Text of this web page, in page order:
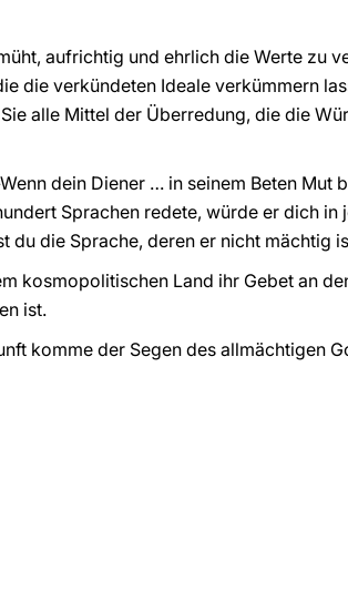
aufrichtig und ehrlich die Werte zu
die verkündeten Ideale verkümmern
alle Mittel der Überredung, die die
dein Diener … in seinem Beten Mut
Sprachen redete, würde er dich in
die Sprache, deren er nicht mächtig
kosmopolitischen Land ihr Gebet an
ist.
komme der Segen des allmächtigen